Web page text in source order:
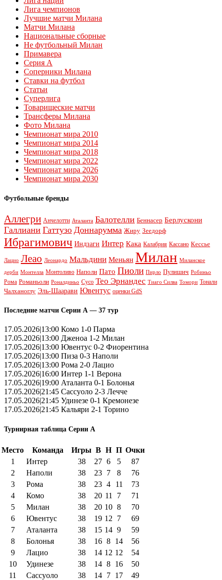
Лига чемпионов
Лучшие матчи Милана
Матчи Милана
Национальные сборные
Не футбольный Милан
Примавера
Серия А
Соперники Милана
Ставки на футбол
Статьи
Суперлига
Товарищеские матчи
Трансферы Милана
Фото Милана
Чемпионат мира 2010
Чемпионат мира 2014
Чемпионат мира 2018
Чемпионат мира 2022
Чемпионат мира 2026
Чемпионат мира 2030
Футбольные бренды
Аллегри Анчелотти Аталанта Балотелли Беннасер Берлускони
Галлиани Гаттузо Доннарумма Жиру Зеедорф
Ибрагимович Индзаги Интер Кака Калабрия Кассано Кессье
Лацио Леао Леонардо Мальдини Меньян Милан Миланское
дерби Монтелла Монтоливо Наполи Пато Пиоли Пирло Пулишич Робиньо
Рома Романьоли Роналдиньо Сусо Тео Эрнандес Тиаго Силва Томори Тонали
Чалханоглу Эль-Шаарави Ювентус оценки GdS
Последние матчи Серии А — 37 тур
17.05.2026|13:00 Комо 1-0 Парма
17.05.2026|13:00 Дженоа 1-2 Милан
17.05.2026|13:00 Ювентус 0-2 Фиорентина
17.05.2026|13:00 Пиза 0-3 Наполи
17.05.2026|13:00 Рома 2-0 Лацио
17.05.2026|16:00 Интер 1-1 Верона
17.05.2026|19:00 Аталанта 0-1 Болонья
17.05.2026|21:45 Сассуоло 2-3 Лечче
17.05.2026|21:45 Удинезе 0-1 Кремонезе
17.05.2026|21:45 Кальяри 2-1 Торино
Турнирная таблица Серии А
Место Команда Игры В Н П Очки
1
Интер 38 27 6 5
87
2
Наполи 38 23 7 8
76
3
Рома 38 23 4 11
73
4
Комо 38 20 11 7
71
5
Милан 38 20 10 8
70
6
Ювентус 38 19 12 7
69
7
Аталанта 38 15 14 9
59
8
Болонья 38 16 8 14
56
9
Лацио 38 14 12 12
54
10
Удинезе 38 14 8 16
50
11
Сассуоло 38 14 7 17
49